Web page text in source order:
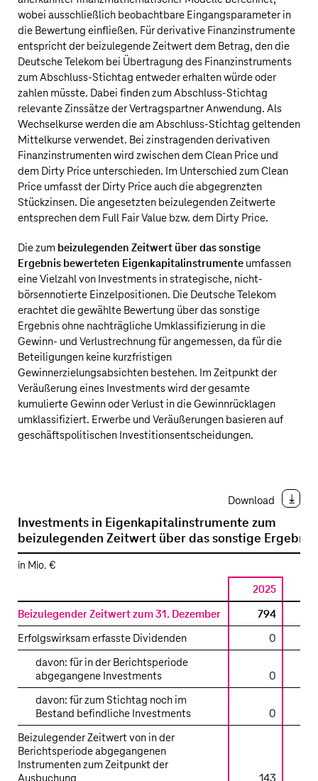
wobei ausschließlich beobachtbare Eingangsparameter in
die Bewertung einfließen. Für derivative Finanzinstrumente
entspricht der beizulegende Zeitwert dem Betrag, den die
Deutsche Telekom bei Übertragung des Finanzinstruments
zum Abschluss-Stichtag entweder erhalten würde oder
zahlen müsste. Dabei finden zum Abschluss-Stichtag
relevante Zinssätze der Vertragspartner Anwendung. Als
Wechselkurse werden die am Abschluss-Stichtag geltenden
Mittelkurse verwendet. Bei zinstragenden derivativen
Finanzinstrumenten wird zwischen dem Clean Price und
dem Dirty Price unterschieden. Im Unterschied zum Clean
Price umfasst der Dirty Price auch die abgegrenzten
Stückzinsen. Die angesetzten beizulegenden Zeitwerte
entsprechen dem Full Fair Value bzw. dem Dirty Price.
Die zum beizulegenden Zeitwert über das sonstige
Ergebnis bewerteten Eigenkapitalinstrumente umfassen
eine Vielzahl von Investments in strategische, nicht-
börsennotierte Einzelpositionen. Die Deutsche Telekom
erachtet die gewählte Bewertung über das sonstige
Ergebnis ohne nachträgliche Umklassifizierung in die
Gewinn- und Verlustrechnung für angemessen, da für die
Beteiligungen keine kurzfristigen
Gewinnerzielungsabsichten bestehen. Im Zeitpunkt der
Veräußerung eines Investments wird der gesamte
kumulierte Gewinn oder Verlust in die Gewinnrücklagen
umklassifiziert. Erwerbe und Veräußerungen basieren auf
geschäftspolitischen Investitionsentscheidungen.
Download
Investments in Eigenkapitalinstrumente zum
beizulegenden Zeitwert über das sonstige Ergebnis
in Mio. €
2025
Beizulegender Zeitwert zum 31. Dezember 794
Erfolgswirksam erfasste Dividenden
0
davon: für in der Berichtsperiode
abgegangene Investments
0
davon: für zum Stichtag noch im
Bestand befindliche Investments
0
Beizulegender Zeitwert von in der
Berichtsperiode abgegangenen
Instrumenten zum Zeitpunkt der
Ausbuchung
143